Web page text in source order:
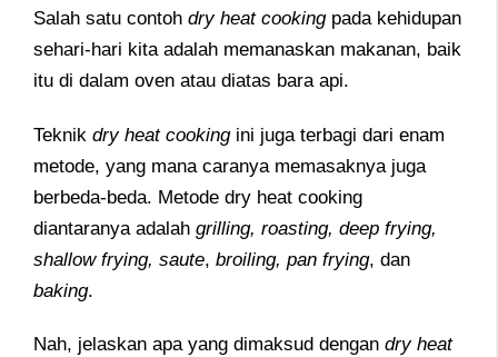
Salah satu contoh dry heat cookingpada kehidupan
sehari-hari kita adalah memanaskan makanan, baik
itu di dalam oven atau diatas bara api.
Teknik dry heat cookingini juga terbagi dari enam
metode, yang mana caranya memasaknya juga
berbeda-beda. Metode dry heat cooking
diantaranya adalah grilling, roasting, deep frying,
shallow frying, saute, broiling, pan frying, dan
baking.
Nah, jelaskan apa yang dimaksud dengan dry heat